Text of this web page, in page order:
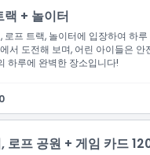
+ 놀이터
로프 트랙, 놀이터에 입장하여 하
서 도전해 보며, 어린 아이들은
하루에 완벽한 장소입니다!
로프 공원 + 게임 카드